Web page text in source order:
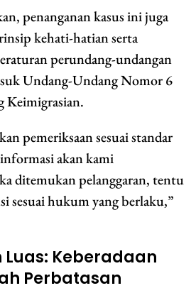
penanganan kasus ini juga
kehati-hatian serta
perundang-undangan
Undang-Undang Nomor 6
Keimigrasian.
pemeriksaan sesuai standar
akan kami
ditemukan pelanggaran, tentu
sesuai hukum yang berlaku,”
Luas: Keberadaan
Perbatasan